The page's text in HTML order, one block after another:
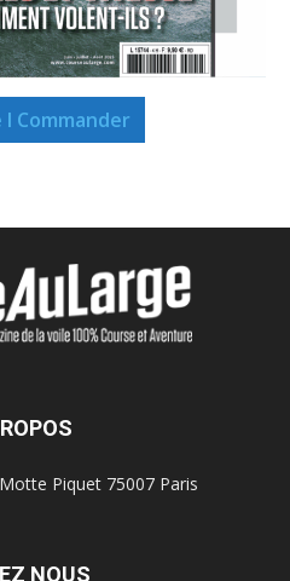
I Commander
Piquet 75007 Paris
NOUS